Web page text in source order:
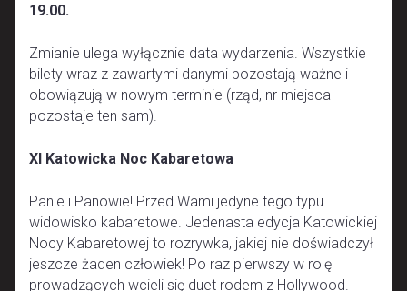
19.00.
Zmianie ulega wyłącznie data wydarzenia. Wszystkie
bilety wraz z zawartymi danymi pozostają ważne i
obowiązują w nowym terminie (rząd, nr miejsca
pozostaje ten sam).
XI Katowicka Noc Kabaretowa
Panie i Panowie! Przed Wami jedyne tego typu
widowisko kabaretowe. Jedenasta edycja Katowickiej
Nocy Kabaretowej to rozrywka, jakiej nie doświadczył
jeszcze żaden człowiek! Po raz pierwszy w rolę
prowadzących wcieli się duet rodem z Hollywood.